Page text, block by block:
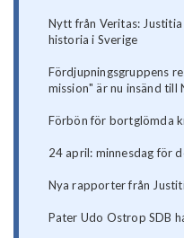
Nytt från Veritas:
historia i Sverige
Fördjupningsgruppens
mission" är nu insänd till
Förbön för bortglömda
24 april: minnesdag för
Nya rapporter från
Pater Udo Ostrop SDB